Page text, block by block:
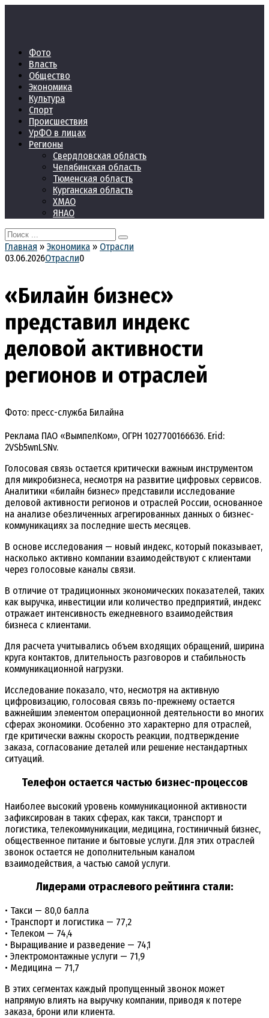
Фото
Власть
Общество
Экономика
Культура
Спорт
Происшествия
УрФО в лицах
Регионы
Свердловская область
Челябинская область
Тюменская область
Курганская область
ХМАО
ЯНАО
Search
for:
Главная » Экономика » Отрасли
03.06.2026Отрасли0
«Билайн бизнес»
представил индекс
деловой активности
регионов и отраслей
Фото: пресс-служба Билайна
Реклама ПАО «ВымпелКом», ОГРН 1027700166636. Erid:
2VSb5wnLSNv.
Голосовая связь остается критически важным инструментом
для микробизнеса, несмотря на развитие цифровых сервисов.
Аналитики «билайн бизнес» представили исследование
деловой активности регионов и отраслей России, основанное
на анализе обезличенных агрегированных данных о бизнес-
коммуникациях за последние шесть месяцев.
В основе исследования — новый индекс, который показывает,
насколько активно компании взаимодействуют с клиентами
через голосовые каналы связи.
В отличие от традиционных экономических показателей, таких
как выручка, инвестиции или количество предприятий, индекс
отражает интенсивность ежедневного взаимодействия
бизнеса с клиентами.
Для расчета учитывались объем входящих обращений, ширина
круга контактов, длительность разговоров и стабильность
коммуникационной нагрузки.
Исследование показало, что, несмотря на активную
цифровизацию, голосовая связь по-прежнему остается
важнейшим элементом операционной деятельности во многих
сферах экономики. Особенно это характерно для отраслей,
где критически важны скорость реакции, подтверждение
заказа, согласование деталей или решение нестандартных
ситуаций.
Телефон остается частью бизнес-процессов
Наиболее высокий уровень коммуникационной активности
зафиксирован в таких сферах, как такси, транспорт и
логистика, телекоммуникации, медицина, гостиничный бизнес,
общественное питание и бытовые услуги. Для этих отраслей
звонок остается не дополнительным каналом
взаимодействия, а частью самой услуги.
Лидерами отраслевого рейтинга стали:
• Такси — 80,0 балла
• Транспорт и логистика — 77,2
• Телеком — 74,4
• Выращивание и разведение — 74,1
• Электромонтажные услуги — 71,9
• Медицина — 71,7
В этих сегментах каждый пропущенный звонок может
напрямую влиять на выручку компании, приводя к потере
заказа, брони или клиента.